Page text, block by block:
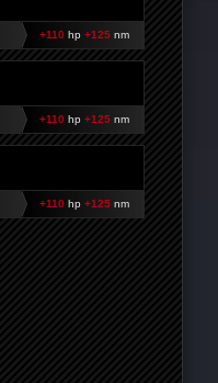
+110 hp+125 nm
+110 hp+125 nm
+110 hp+125 nm